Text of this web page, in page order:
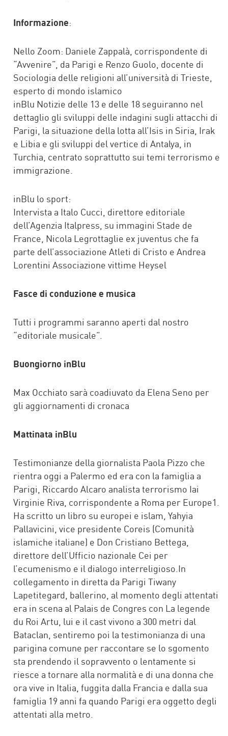
Informazione:
Nello Zoom: Daniele Zappalà, corrispondente di
“Avvenire”, da Parigi e Renzo Guolo, docente di
Sociologia delle religioni all’università di Trieste,
esperto di mondo islamico
inBlu Notizie delle 13 e delle 18 seguiranno nel
dettaglio gli sviluppi delle indagini sugli attacchi di
Parigi, la situazione della lotta all’Isis in Siria, Irak
e Libia e gli sviluppi del vertice di Antalya, in
Turchia, centrato soprattutto sui temi terrorismo e
immigrazione.
inBlu lo sport:
Intervista a Italo Cucci, direttore editoriale
dell’Agenzia Italpress, su immagini Stade de
France, Nicola Legrottaglie ex juventus che fa
parte dell’associazione Atleti di Cristo e Andrea
Lorentini Associazione vittime Heysel
Fasce di conduzione e musica
Tutti i programmi saranno aperti dal nostro
“editoriale musicale”.
Buongiorno inBlu
Max Occhiato sarà coadiuvato da Elena Seno per
gli aggiornamenti di cronaca
Mattinata inBlu
Testimonianze della giornalista Paola Pizzo che
rientra oggi a Palermo ed era con la famiglia a
Parigi, Riccardo Alcaro analista terrorismo Iai
Virginie Riva, corrispondente a Roma per Europe1.
Ha scritto un libro su europei e islam, Yahyia
Pallavicini, vice presidente Coreis (Comunità
islamiche italiane) e Don Cristiano Bettega,
direttore dell’Ufficio nazionale Cei per
l’ecumenismo e il dialogo interreligioso.In
collegamento in diretta da Parigi Tiwany
Lapetitegard, ballerino, al momento degli attentati
era in scena al Palais de Congres con La legende
du Roi Artu, lui e il cast vivono a 300 metri dal
Bataclan, sentiremo poi la testimonianza di una
parigina comune per raccontare se lo sgomento
sta prendendo il sopravvento o lentamente si
riesce a tornare alla normalità e di una donna che
ora vive in Italia, fuggita dalla Francia e dalla sua
famiglia 19 anni fa quando Parigi era oggetto degli
attentati alla metro.